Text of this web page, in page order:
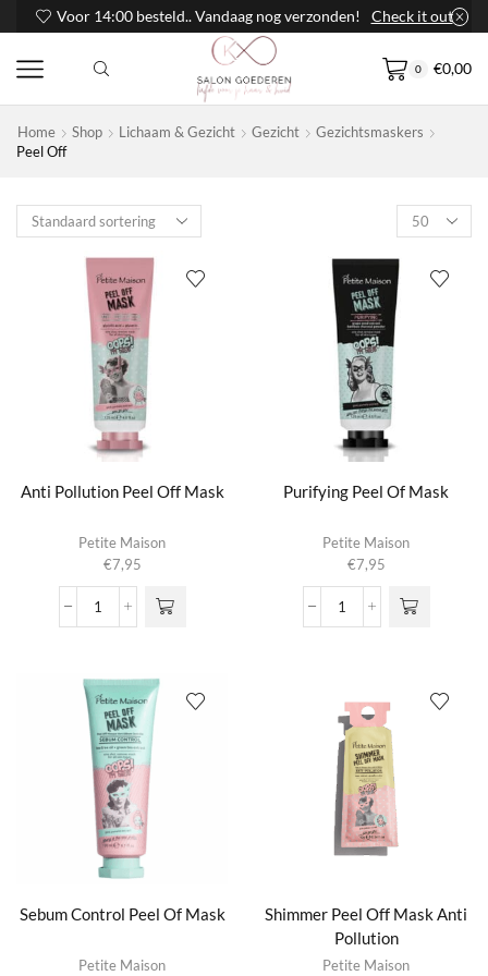
Voor 14:00 besteld.. Vandaag nog verzonden! Check it out
0 €0,00
Home Shop Lichaam & Gezicht Gezicht
Gezichtsmaskers
Peel Off
Products
per
Anti Pollution Peel Off Mask
Petite Maison
€7,95
Anti
Off
Mask
aantal
Purifying Peel Of Mask
Petite Maison
€7,95
Purifying
aantal
Sebum Control Peel Of Mask
Petite Maison
Shimmer Peel Off Mask Anti
Pollution
Petite Maison